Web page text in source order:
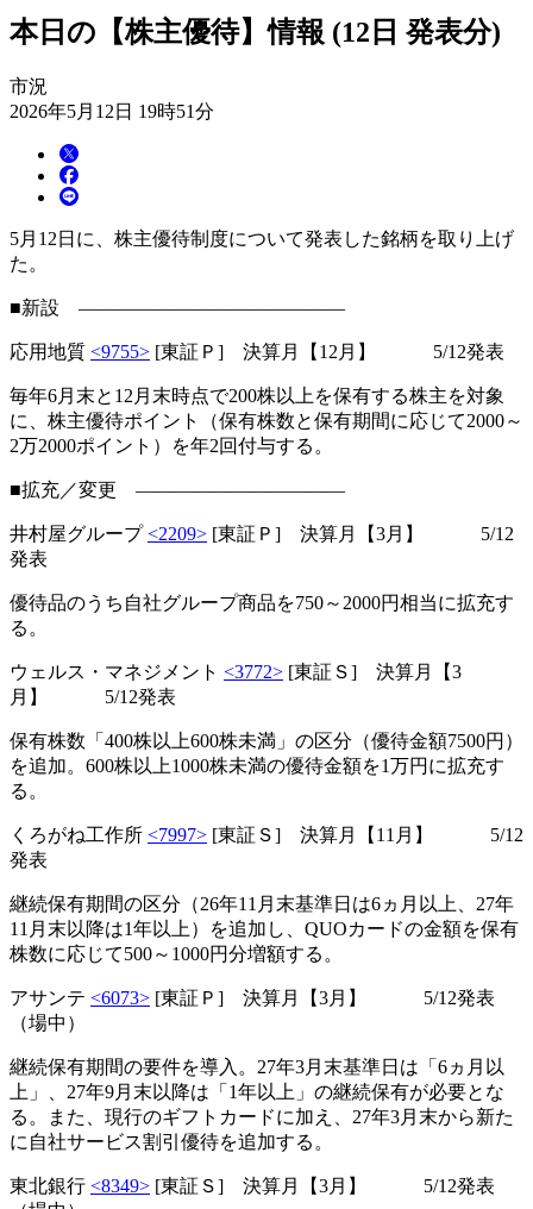
本日の【株主優待】情報 (12日 発表分)
市況
2026年5月12日 19時51分
5月12日に、株主優待制度について発表した銘柄を取り上げ
た。
■新設 ――――――――――――――
応用地質 <9755> [東証Ｐ] 決算月【12月】 5/12発表
毎年6月末と12月末時点で200株以上を保有する株主を対象
に、株主優待ポイント（保有株数と保有期間に応じて2000～
2万2000ポイント）を年2回付与する。
■拡充／変更 ―――――――――――
井村屋グループ<2209> [東証Ｐ] 決算月【3月】 5/12
発表
優待品のうち自社グループ商品を750～2000円相当に拡充す
る。
ウェルス・マネジメント <3772> [東証Ｓ] 決算月【3
月】 5/12発表
保有株数「400株以上600株未満」の区分（優待金額7500円）
を追加。600株以上1000株未満の優待金額を1万円に拡充す
る。
くろがね工作所 <7997> [東証Ｓ] 決算月【11月】 5/12
発表
継続保有期間の区分（26年11月末基準日は6ヵ月以上、27年
11月末以降は1年以上）を追加し、QUOカードの金額を保有
株数に応じて500～1000円分増額する。
アサンテ <6073> [東証Ｐ] 決算月【3月】 5/12発表
（場中）
継続保有期間の要件を導入。27年3月末基準日は「6ヵ月以
上」、27年9月末以降は「1年以上」の継続保有が必要とな
る。また、現行のギフトカードに加え、27年3月末から新た
に自社サービス割引優待を追加する。
東北銀行 <8349> [東証Ｓ] 決算月【3月】 5/12発表